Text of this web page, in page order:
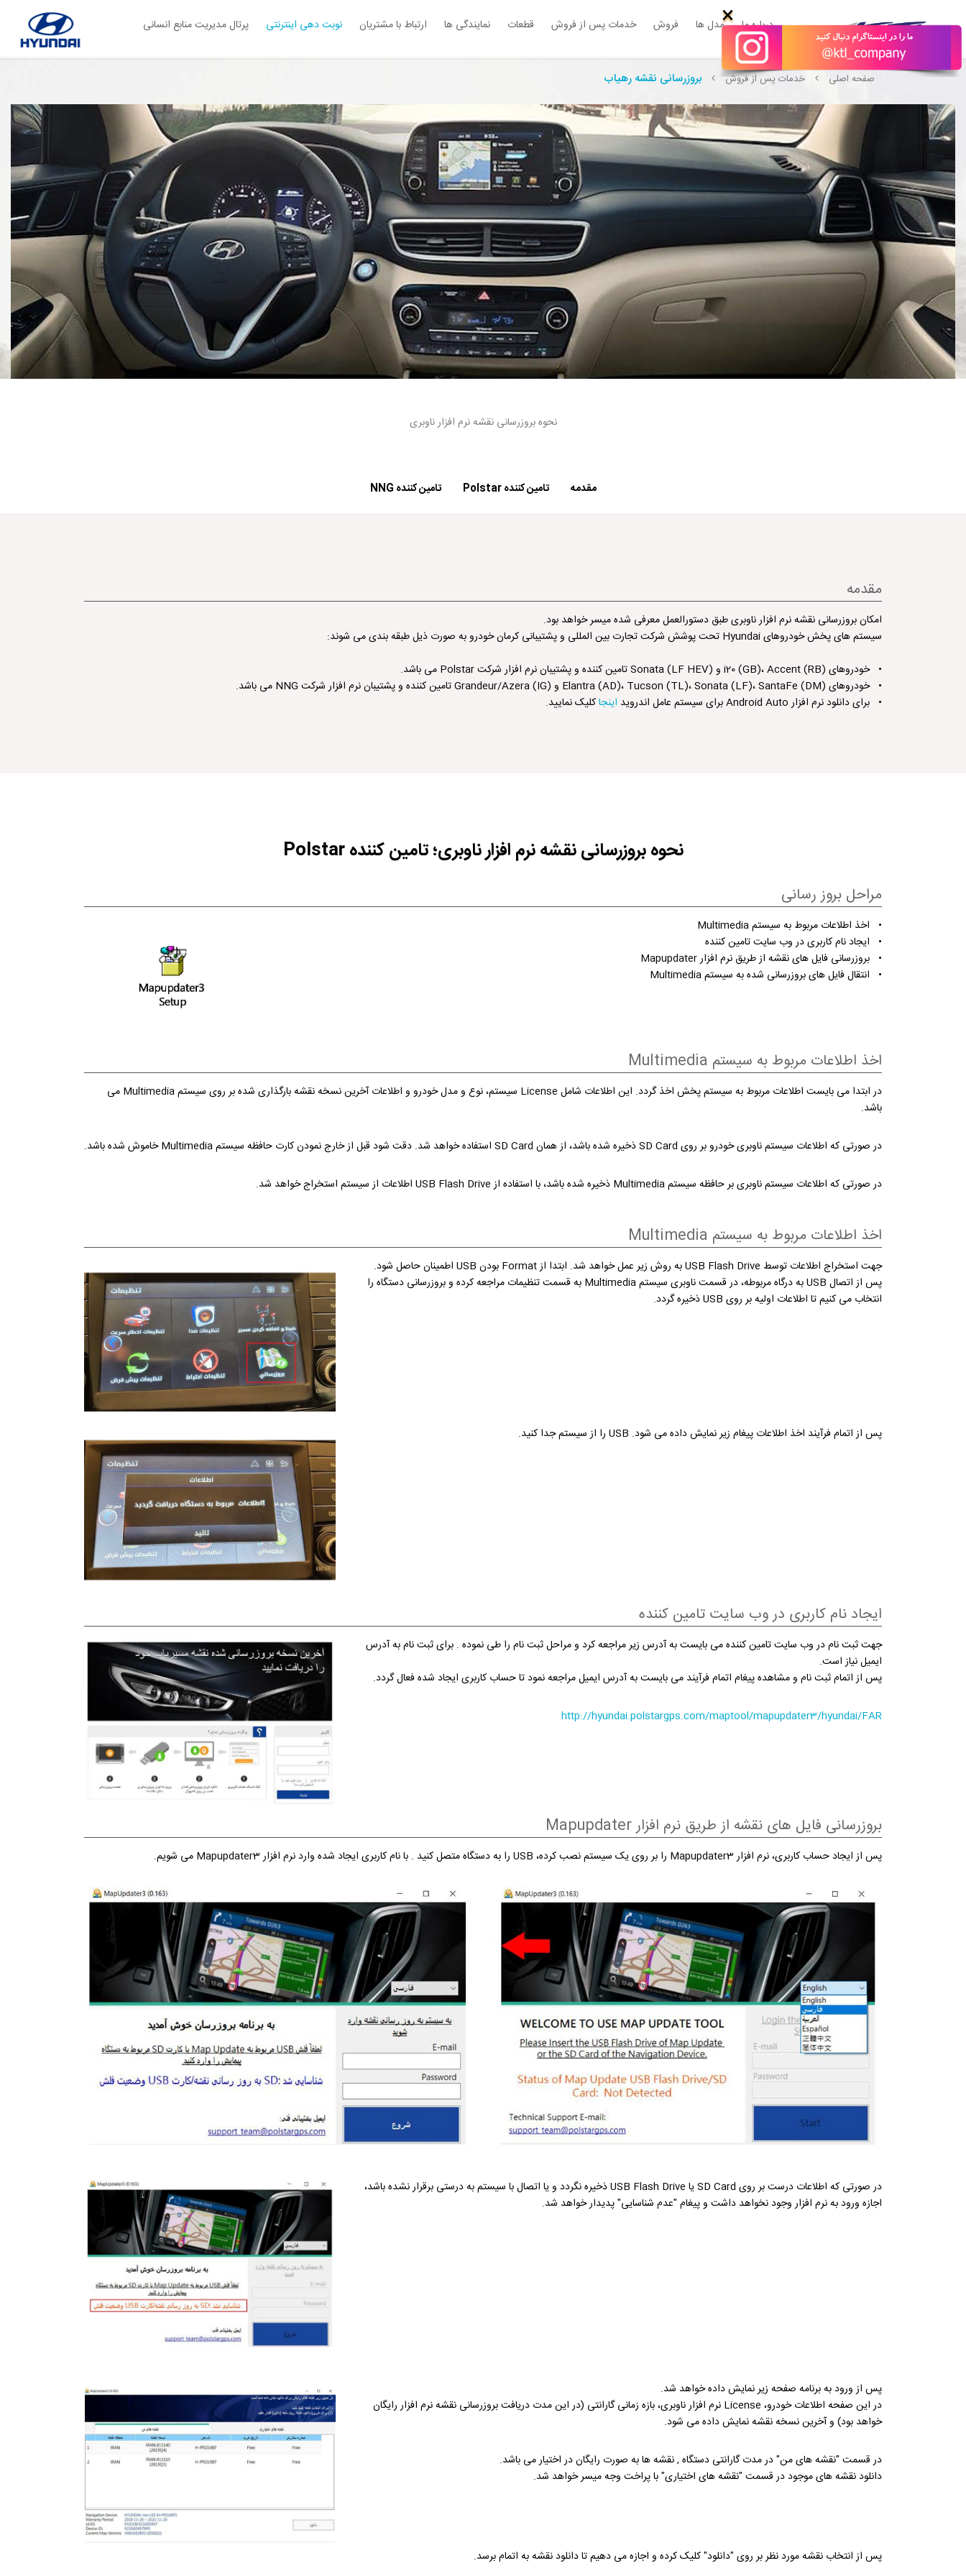
درباره ما مدل ها فروش خدمات پس از فروش قطعات نمایندگی ها ارتباط با مشتریان نوبت دهی اینترنتی پرتال مدیریت منابع انسانی ×
صفحه اصلی خدمات پس از فروش بروزرسانی نقشه رهیاب
نحوه بروزرسانی نقشه نرم افزار ناوبری
مقدمه تامین کننده Polstar تامین کننده NNG
مقدمه
امکان بروزرسانی نقشه نرم افزار ناوبری طبق دستورالعمل معرفی شده میسر خواهد بود.
سیستم های پخش خودروهای Hyundai تحت پوشش شرکت تجارت بین المللی و پشتیبانی کرمان خودرو به صورت ذیل طبقه بندی می شوند:
• خودروهای i20 (GB)، Accent (RB) و Sonata (LF HEV) تامین کننده و پشتیبان نرم افزار شرکت Polstar می باشد.
• خودروهای Elantra (AD)، Tucson (TL)، Sonata (LF)، SantaFe (DM) و Grandeur/Azera (IG) تامین کننده و پشتیبان نرم افزار شرکت NNG می باشد.
• برای دانلود نرم افزار Android Auto برای سیستم عامل اندروید
اینجاکلیک نمایید.
نحوه بروزرسانی نقشه نرم افزار ناوبری؛ تامین کننده Polstar
مراحل بروز رسانی
• اخذ اطلاعات مربوط به سیستم Multimedia
• ایجاد نام کاربری در وب سایت تامین کننده
• بروزرسانی فایل های نقشه از طریق نرم افزار Mapupdater
• انتقال فایل های بروزرسانی شده به سیستم Multimedia
اخذ اطلاعات مربوط به سیستم Multimedia
در ابتدا می بایست اطلاعات مربوط به سیستم پخش اخذ گردد. این اطلاعات شامل License سیستم، نوع و مدل خودرو و اطلاعات آخرین نسخه نقشه بارگذاری شده بر روی سیستم Multimedia می
باشد.
در صورتی که اطلاعات سیستم ناوبری خودرو بر روی SD Card ذخیره شده باشد، از همان SD Card استفاده خواهد شد. دقت شود قبل از خارج نمودن کارت حافظه سیستم Multimedia خاموش شده باشد.
در صورتی که اطلاعات سیستم ناوبری بر حافظه سیستم Multimedia ذخیره شده باشد، با استفاده از USB Flash Drive اطلاعات از سیستم استخراج خواهد شد.
اخذ اطلاعات مربوط به سیستم Multimedia
جهت استخراج اطلاعات توسط USB Flash Drive به روش زیر عمل خواهد شد. ابتدا از Format بودن USB اطمینان حاصل شود.
پس از اتصال USB به درگاه مربوطه، در قسمت ناوبری سیستم Multimedia به قسمت تنظیمات مراجعه کرده و بروزرسانی دستگاه را
انتخاب می کنیم تا اطلاعات اولیه بر روی USB ذخیره گردد.
پس از اتمام فرآیند اخذ اطلاعات پیغام زیر نمایش داده می شود. USB را از سیستم جدا کنید.
ایجاد نام کاربری در وب سایت تامین کننده
جهت ثبت نام در وب سایت تامین کننده می بایست به آدرس زیر مراجعه کرد و مراحل ثبت نام را طی نموده . برای ثبت نام به آدرس
ایمیل نیاز است.
پس از اتمام ثبت نام و مشاهده پیغام اتمام فرآیند می بایست به آدرس ایمیل مراجعه نمود تا حساب کاربری ایجاد شده فعال گردد.
http://hyundai.polstargps.com/maptool/mapupdater3/hyundai/FAR
بروزرسانی فایل های نقشه از طریق نرم افزار Mapupdater
پس از ایجاد حساب کاربری، نرم افزار Mapupdater3 را بر روی یک سیستم نصب کرده، USB را به دستگاه متصل کنید . با نام کاربری ایجاد شده وارد نرم افزار Mapupdater3 می شویم.
در صورتی که اطلاعات درست بر روی SD Card یا USB Flash Drive ذخیره نگردد و یا اتصال با سیستم به درستی برقرار نشده باشد،
اجازه ورود به نرم افزار وجود نخواهد داشت و پیغام "عدم شناسایی" پدیدار خواهد شد.
پس از ورود به برنامه صفحه زیر نمایش داده خواهد شد.
در این صفحه اطلاعات خودرو، License نرم افزار ناوبری، بازه زمانی گارانتی (در این مدت دریافت بروزرسانی نقشه نرم افزار رایگان
خواهد بود) و آخرین نسخه نقشه نمایش داده می شود.
در قسمت "نقشه های من" در مدت گارانتی دستگاه , نقشه ها به صورت رایگان در اختیار می باشد.
دانلود نقشه های موجود در قسمت "نقشه های اختیاری" با پراخت وجه میسر خواهد شد.
پس از انتخاب نقشه مورد نظر بر روی "دانلود" کلیک کرده و اجازه می دهیم تا دانلود نقشه به اتمام برسد.